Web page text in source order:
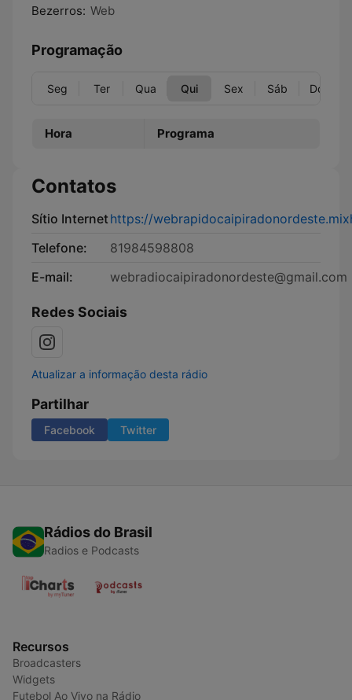
Bezerros: Web
Programação
Seg Ter Qua Qui Sex Sáb Dom
Hora Programa
Contatos
Sítio Internethttps://
Telefone:
81984598808
E-mail:
webradiocaipiradonordeste@gmail.com
Redes Sociais
Atualizar a informação desta rádio
Partilhar
Facebook Twitter
Rádios do Brasil
Radios e Podcasts
Recursos
Broadcasters
Widgets
Futebol Ao Vivo na Rádio